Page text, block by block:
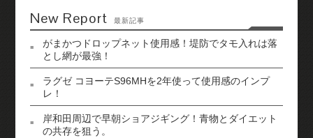
New Report 最新記事
がまかつドロップネット使用感！堤防でタモ入れは落
とし網が最強！
ラグゼ コヨーテS96MHを2年使って使用感のインプ
レ！
岸和田周辺で早朝ショアジギング！青物とダイエット
の共存を狙う。